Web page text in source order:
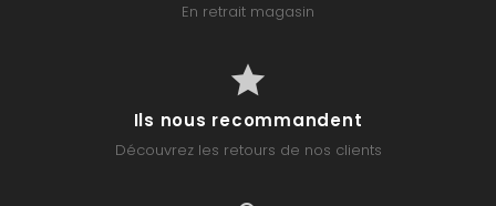
En retrait magasin
Ils nous recommandent
Découvrez les retours de nos clients